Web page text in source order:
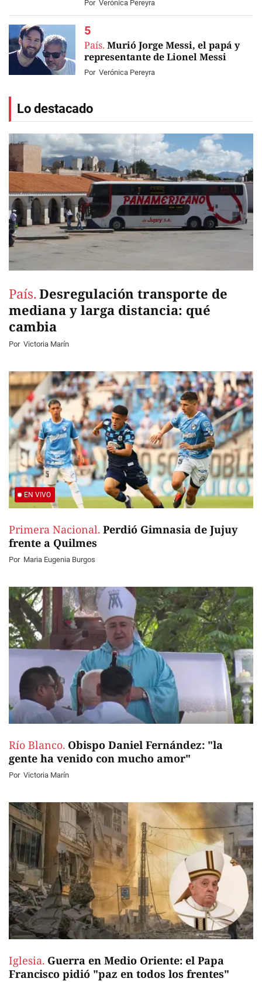
Por Verónica Pereyra
País. Murió Jorge Messi, el papá y
representante de Lionel Messi
Por Verónica Pereyra
Lo destacado
País. Desregulación transporte de
mediana y larga distancia: qué
cambia
Por Victoria Marín
EN VIVO
Primera Nacional. Perdió Gimnasia de Jujuy
frente a Quilmes
Por Maria Eugenia Burgos
Río Blanco. Obispo Daniel Fernández: "la
gente ha venido con mucho amor"
Por Victoria Marín
Iglesia. Guerra en Medio Oriente: el Papa
Francisco pidió "paz en todos los frentes"